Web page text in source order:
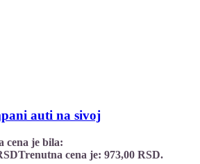
auti na sivoj
cena je bila:
Trenutna cena je: 973,00 RSD.